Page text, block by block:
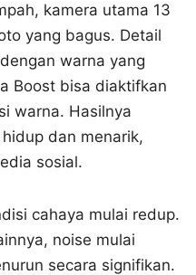
kamera utama 13
yang bagus. Detail
warna yang
Boost bisa diaktifkan
warna. Hasilnya
dan menarik,
sosial.
cahaya mulai redup.
noise mulai
secara signifikan.